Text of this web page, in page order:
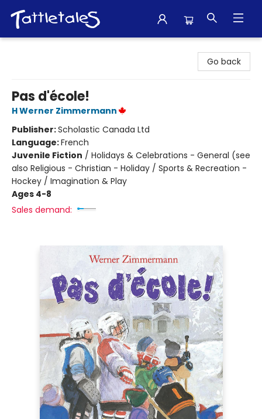
Go back
Pas d'école!
H Werner Zimmermann
Publisher:Scholastic Canada Ltd
Language:French
Juvenile Fiction / Holidays & Celebrations - General (see
also Religious - Christian - Holiday / Sports & Recreation -
Hockey / Imagination & Play
Ages 4-8
Sales demand: